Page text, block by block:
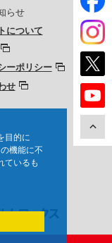
目的に
機能に不
ているも
らせ
について
ーポリシー
せ